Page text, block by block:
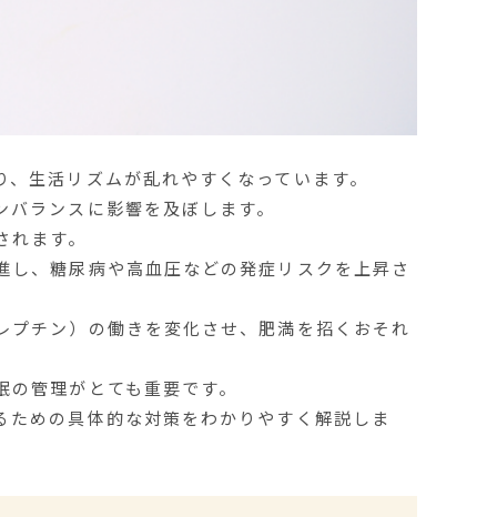
生活リズムが乱れやすくなっています。
ランスに影響を及ぼします。
ます。
、糖尿病や高血圧などの発症リスクを上昇さ
チン）の働きを変化させ、肥満を招くおそれ
管理がとても重要です。
めの具体的な対策をわかりやすく解説しま